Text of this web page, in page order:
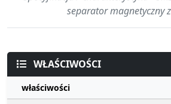
separator magnetyczny
WŁAŚCIWOŚCI
właściwości